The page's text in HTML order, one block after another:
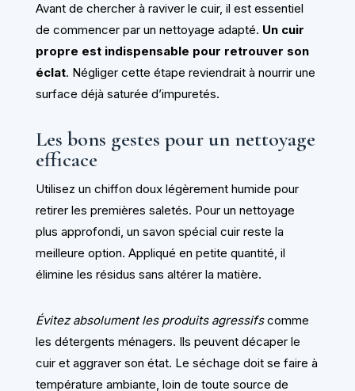
Avant de chercher à raviver le cuir, il est essentiel
de commencer par un nettoyage adapté. Un cuir
propre est indispensable pour retrouver son
éclat. Négliger cette étape reviendrait à nourrir une
surface déjà saturée d’impuretés.
Les bons gestes pour un nettoyage
efficace
Utilisez un chiffon doux légèrement humide pour
retirer les premières saletés. Pour un nettoyage
plus approfondi, un savon spécial cuir reste la
meilleure option. Appliqué en petite quantité, il
élimine les résidus sans altérer la matière.
Évitez absolument les produits agressifscomme
les détergents ménagers. Ils peuvent décaper le
cuir et aggraver son état. Le séchage doit se faire à
température ambiante, loin de toute source de